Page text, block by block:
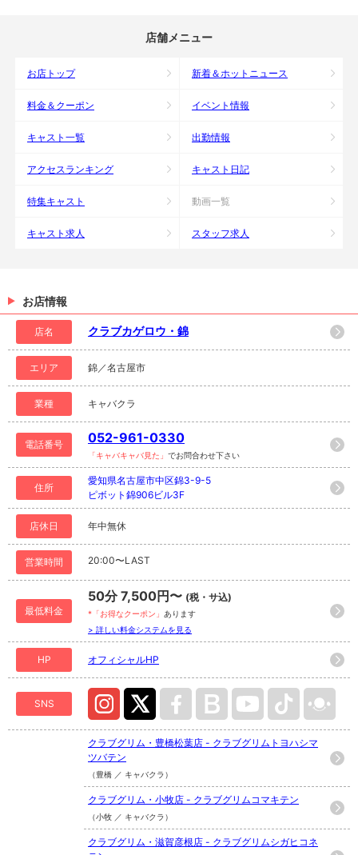
店舗メニュー
お店トップ 新着＆ホットニュース
料金＆クーポン イベント情報
キャスト一覧 出勤情報
アクセスランキング キャスト日記
特集キャスト 動画一覧
キャスト求人 スタッフ求人
お店情報
店名 クラブカゲロウ・錦
エリア 錦／名古屋市
業種 キャバクラ
電話番号 052-961-0330
「キャバキャバ見た」 でお問合わせ下さい
住所
愛知県名古屋市中区錦3-9-5
ピボット錦906ビル3F
店休日 年中無休
営業時間 20:00〜LAST
最低料金
50分 7,500円〜 (税・サ込)
*「お得なクーポン」 あります
> 詳しい料金システムを見る
HP オフィシャルHP
SNS
クラブグリム・豊橋松葉店 - クラブグリムトヨハシマ
ツバテン
（豊橋 ／ キャバクラ）
クラブグリム・小牧店 - クラブグリムコマキテン
（小牧 ／ キャバクラ）
クラブグリム・滋賀彦根店 - クラブグリムシガヒコネ